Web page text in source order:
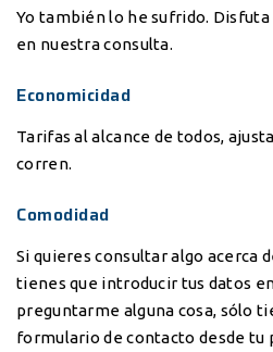
Yo también lo he sufrido. Disfuta
en nuestra consulta.
Economicidad
Tarifas al alcance de todos,
corren.
Comodidad
Si quieres consultar algo acerca
tienes que introducir tus datos
preguntarme alguna cosa, sólo
formulario de contacto desde tu